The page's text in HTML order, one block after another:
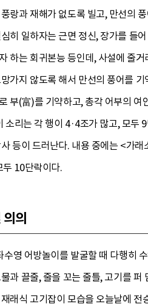
랑과 재해가 없도록 빌고, 만선의
히 일하자는 근면 정신, 장가를 들
하는 회귀본능 등인데, 사설에 줄
가지 않도록 해서 만선의 풍어를
부(富)를 기약하고, 총각 어부의 여
소리는 각 행이 4·4조가 많고, 모두
등이 드러난다. 내용 중에는 <가
두 10단락이다.
의
수영 어방놀이를 발굴할 때 다행히
과 끌줄, 줄을 꼬는 줄틀, 고기를
래식 고기잡이 모습을 오늘날에 전